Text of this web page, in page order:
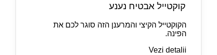
קוקטייל אבטיח נענע
הקוקטייל הקיצי והמרענן הזה סוגר לכם את
הפינה.
Vezi detalii